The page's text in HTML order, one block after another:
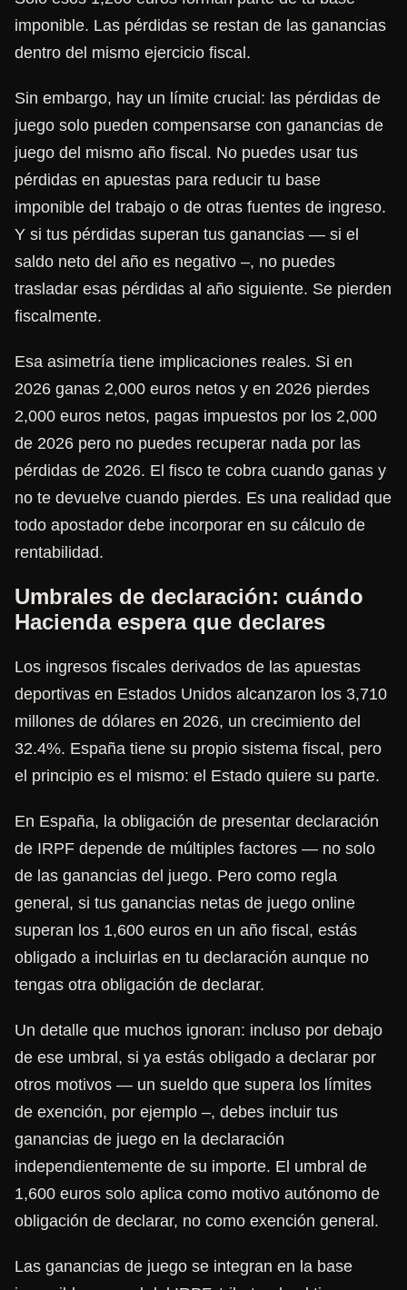
imponible. Las pérdidas se restan de las ganancias
dentro del mismo ejercicio fiscal.
Sin embargo, hay un límite crucial: las pérdidas de
juego solo pueden compensarse con ganancias de
juego del mismo año fiscal. No puedes usar tus
pérdidas en apuestas para reducir tu base
imponible del trabajo o de otras fuentes de ingreso.
Y si tus pérdidas superan tus ganancias — si el
saldo neto del año es negativo –, no puedes
trasladar esas pérdidas al año siguiente. Se pierden
fiscalmente.
Esa asimetría tiene implicaciones reales. Si en
2026 ganas 2,000 euros netos y en 2026 pierdes
2,000 euros netos, pagas impuestos por los 2,000
de 2026 pero no puedes recuperar nada por las
pérdidas de 2026. El fisco te cobra cuando ganas y
no te devuelve cuando pierdes. Es una realidad que
todo apostador debe incorporar en su cálculo de
rentabilidad.
Umbrales de declaración: cuándo
Hacienda espera que declares
Los ingresos fiscales derivados de las apuestas
deportivas en Estados Unidos alcanzaron los 3,710
millones de dólares en 2026, un crecimiento del
32.4%. España tiene su propio sistema fiscal, pero
el principio es el mismo: el Estado quiere su parte.
En España, la obligación de presentar declaración
de IRPF depende de múltiples factores — no solo
de las ganancias del juego. Pero como regla
general, si tus ganancias netas de juego online
superan los 1,600 euros en un año fiscal, estás
obligado a incluirlas en tu declaración aunque no
tengas otra obligación de declarar.
Un detalle que muchos ignoran: incluso por debajo
de ese umbral, si ya estás obligado a declarar por
otros motivos — un sueldo que supera los límites
de exención, por ejemplo –, debes incluir tus
ganancias de juego en la declaración
independientemente de su importe. El umbral de
1,600 euros solo aplica como motivo autónomo de
obligación de declarar, no como exención general.
Las ganancias de juego se integran en la base